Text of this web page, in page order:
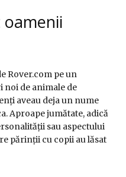
Rover.com pe un
noi de animale de
aveau deja un nume
Aproape jumătate, adică
sau aspectului
părinții cu copii au lăsat